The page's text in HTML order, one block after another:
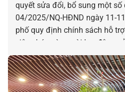
quyết sửa đổi, bổ sung một số
04/2025/NQ-HĐND ngày 11-
phố quy định chính sách hỗ
viên chức và người lao động
bị tác động, ảnh hưởng do